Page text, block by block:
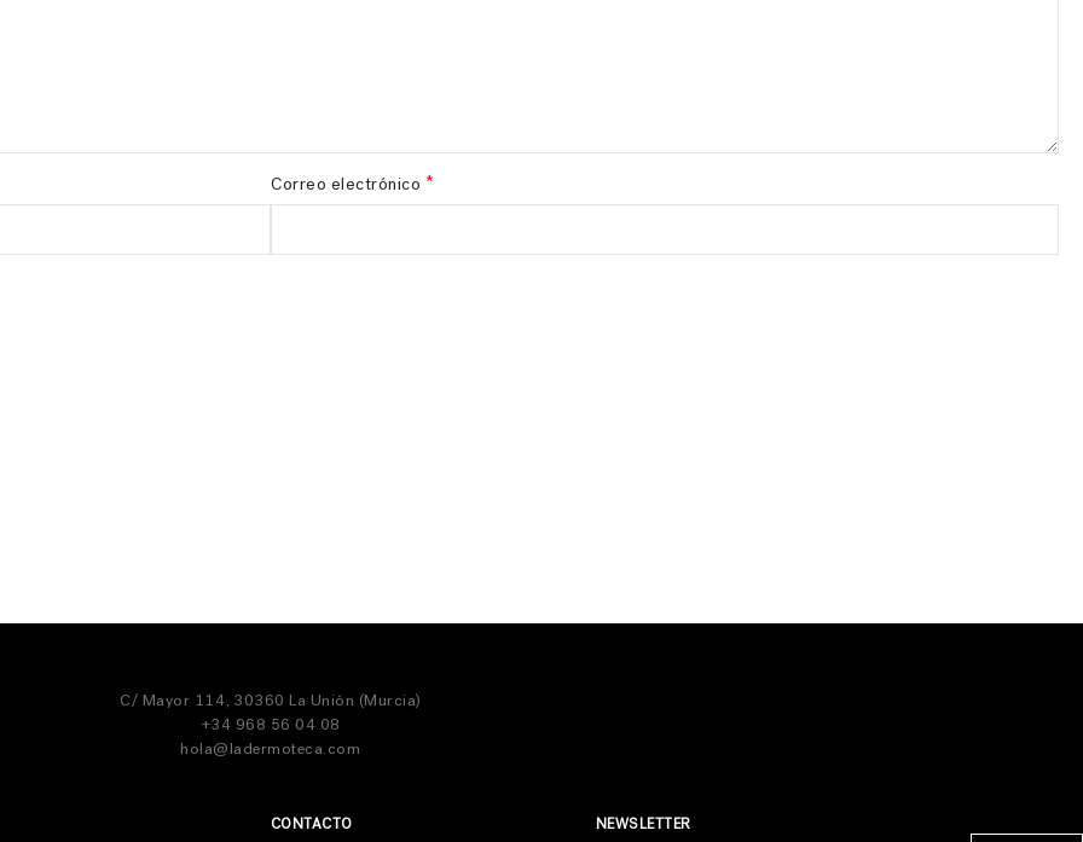
Correo electrónico *
C/ Mayor 114, 30360 La Unión (Murcia)
+34 968 56 04 08
hola@ladermoteca.com
CONTACTO NEWSLETTER